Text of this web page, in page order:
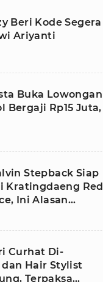
Beri Kode Segera
Ariyanti
Buka Lowongan
Bergaji Rp15 Juta,
Stepback Siap
Kratingdaeng Red
Ini Alasan
Curhat Di-
Hair Stylist
Terpaksa